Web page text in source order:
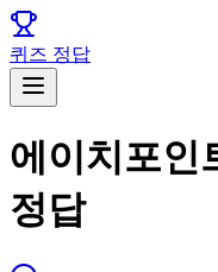
퀴즈 정답
에이치포인
정답